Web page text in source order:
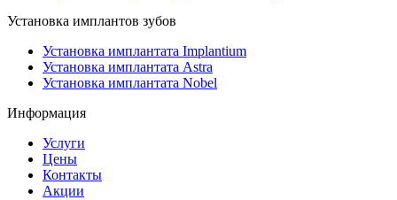
Установка имплантов зубов
Установка имплантата Implantium
Установка имплантата Astra
Установка имплантата Nobel
Информация
Услуги
Цены
Контакты
Акции